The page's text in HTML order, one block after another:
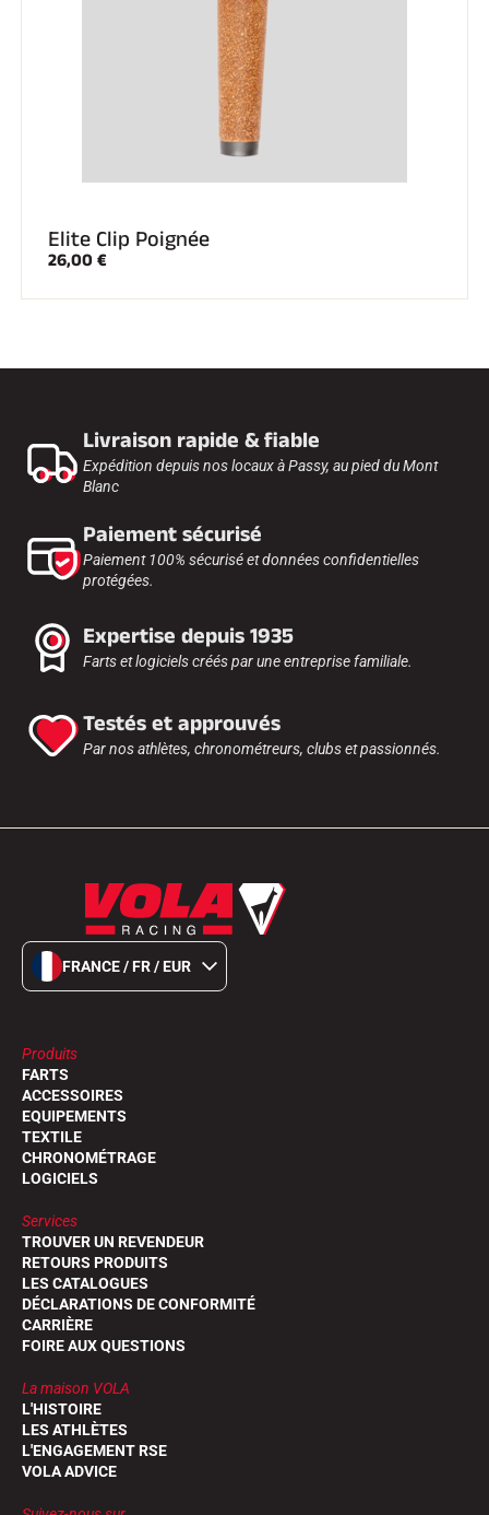
Elite Clip Poignée
26,00 €
Livraison rapide & fiable
Expédition depuis nos locaux à Passy, au pied du Mont
Blanc
Paiement sécurisé
Paiement 100% sécurisé et données confidentielles
protégées.
Expertise depuis 1935
Farts et logiciels créés par une entreprise familiale.
Testés et approuvés
Par nos athlètes, chronométreurs, clubs et passionnés.
FRANCE / FR / EUR
Produits
FARTS
ACCESSOIRES
EQUIPEMENTS
TEXTILE
CHRONOMÉTRAGE
LOGICIELS
Services
TROUVER UN REVENDEUR
RETOURS PRODUITS
LES CATALOGUES
DÉCLARATIONS DE CONFORMITÉ
CARRIÈRE
FOIRE AUX QUESTIONS
La maison VOLA
L'HISTOIRE
LES ATHLÈTES
L'ENGAGEMENT RSE
VOLA ADVICE